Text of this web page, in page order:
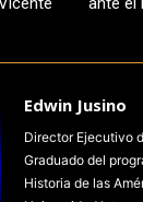
Edwin Jusino
Director Ejecutivo
Graduado del
Historia de las